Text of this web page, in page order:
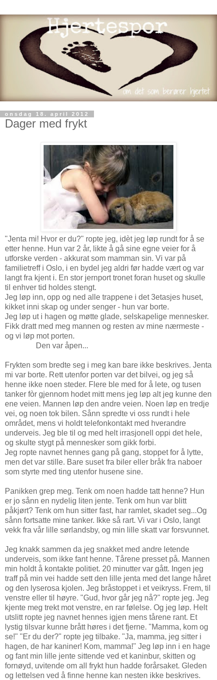
onsdag 18. april 2012
Dager med frykt
"Jenta mi! Hvor er du?" ropte jeg, idèt jeg løp rundt for å se
etter henne. Hun var 2 år, likte å gå sine egne veier for å
utforske verden - akkurat som mamman sin. Vi var på
familietreff i Oslo, i en bydel jeg aldri før hadde vært og var
langt fra kjent i. En stor jernport tronet foran huset og skulle
til enhver tid holdes stengt.
Jeg løp inn, opp og ned alle trappene i det 3etasjes huset,
kikket inni skap og under senger - hun var borte.
Jeg løp ut i hagen og møtte glade, selskapelige mennesker.
Fikk dratt med meg mannen og resten av mine nærmeste -
og vi løp mot porten.
Den var åpen...
Frykten som bredte seg i meg kan bare ikke beskrives. Jenta
mi var borte. Rett utenfor porten var det bilvei, og jeg så
henne ikke noen steder. Flere ble med for å lete, og tusen
tanker fòr gjennom hodet mitt mens jeg løp alt jeg kunne den
ene veien. Mannen løp den andre veien. Noen løp en tredje
vei, og noen tok bilen. Sånn spredte vi oss rundt i hele
området, mens vi holdt telefonkontakt med hverandre
underveis. Jeg ble til og med helt irrasjonell oppi det hele,
og skulte stygt på mennesker som gikk forbi.
Jeg ropte navnet hennes gang på gang, stoppet for å lytte,
men det var stille. Bare suset fra biler eller bråk fra naboer
som styrte med ting utenfor husene sine.
Panikken grep meg. Tenk om noen hadde tatt henne? Hun
er jo sånn en nydelig liten jente. Tenk om hun var blitt
påkjørt? Tenk om hun sitter fast, har ramlet, skadet seg...Og
sånn fortsatte mine tanker. Ikke så rart. Vi var i Oslo, langt
vekk fra vår lille sørlandsby, og min lille skatt var forsvunnet.
Jeg knakk sammen da jeg snakket med andre letende
underveis, som ikke fant henne. Tårene presset på. Mannen
min holdt å kontakte politiet. 20 minutter var gått. Ingen jeg
traff på min vei hadde sett den lille jenta med det lange håret
og den lyserosa kjolen. Jeg bråstoppet i et veikryss. Frem, til
venstre eller til høyre. "Gud, hvor går jeg nå?" ropte jeg. Jeg
kjente meg trekt mot venstre, en rar følelse. Og jeg løp. Helt
utslitt ropte jeg navnet hennes igjen mens tårene rant. Et
lystig tilsvar kunne brått høres i det fjerne. "Mamma, kom og
se!" "Er du der?" ropte jeg tilbake. "Ja, mamma, jeg sitter i
hagen, de har kaniner! Kom, mamma!" Jeg løp inn i en hage
og fant min lille jente sittende ved et kaninbur, skitten og
fornøyd, uvitende om all frykt hun hadde forårsaket. Gleden
og lettelsen ved å finne henne kan nesten ikke beskrives.